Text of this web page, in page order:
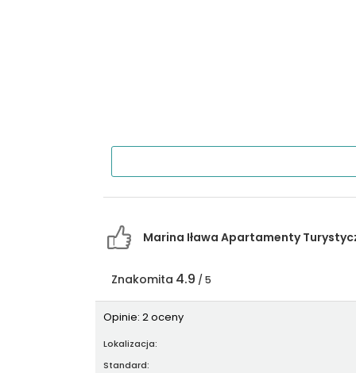
Marina Iława Apartamenty
Znakomita 4.9 / 5
Opinie: 2 oceny
Lokalizacja:
Standard: